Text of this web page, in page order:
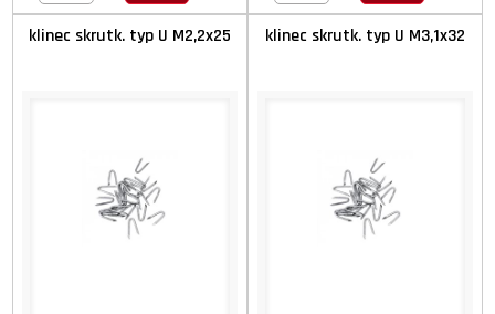
klinec skrutk. typ U M2,2x25 klinec skrutk. typ U M3,1x32